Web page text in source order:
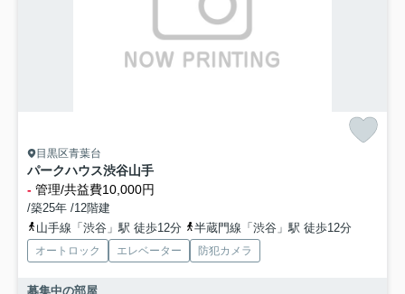
目黒区青葉台
パークハウス渋谷山手
- 管理/共益費10,000円
/築25年 /12階建
山手線「渋谷」駅 徒歩12分
半蔵門線「渋谷」駅 徒歩12分
オートロック エレベーター 防犯カメラ
募集中の部屋